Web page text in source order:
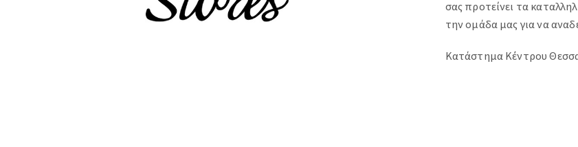
σας προτείνει τα
την ομάδα μας για να
Κατάστημα Κέντρου